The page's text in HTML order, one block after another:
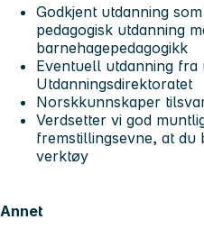
Godkjent utdanning
pedagogisk utdanning
barnehagepedagogikk
Eventuell utdanning fra
Utdanningsdirektoratet
Norskkunnskaper
Verdsetter vi god
fremstillingsevne, at du
verktøy
Annet